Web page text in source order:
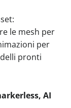
le mesh per
per
pronti
AI